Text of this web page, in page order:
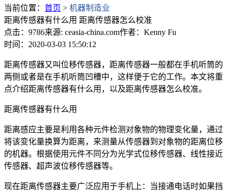
当前位置： 首页 > 机器制造业
距离传感器有什么用 距离传感器怎么校准
点击：9786来源: ceasia-china.com作者：Kenny Fu
时间：2020-03-03 15:50:12
距离传感器又叫位移传感器，距离传感器一般都在手机听筒的
两侧或者是在手机听筒凹槽中，这样便于它的工作。本文将重
点介绍距离传感器有什么用，以及距离传感器怎么校准。
距离传感器有什么用
距离感应主要是利用各种元件检测对象物的物理变化量，通过
将该变化量换算为距离，来测量从传感器到对象物的距离位移
的机器。根据使用元件不同分为光学式位移传感器、线性接近
传感器、超声波位移传感器等。
现在距离传感器主要广泛应用于手机上：当接通电话时如果挡